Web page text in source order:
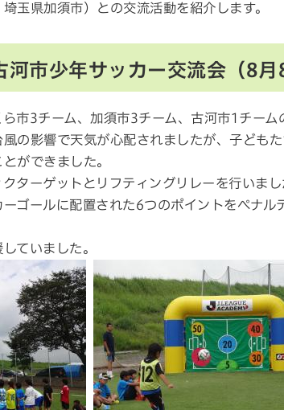
玉県加須市）との交流活動を紹介します。
河市少年サッカー交流会（8月
市3チーム、加須市3チーム、古河市1チー
の影響で天気が心配されましたが、子ども
ができました。
ターゲットとリフティングリレーを行いまし
ゴールに配置された6つのポイントをペナル
ていました。